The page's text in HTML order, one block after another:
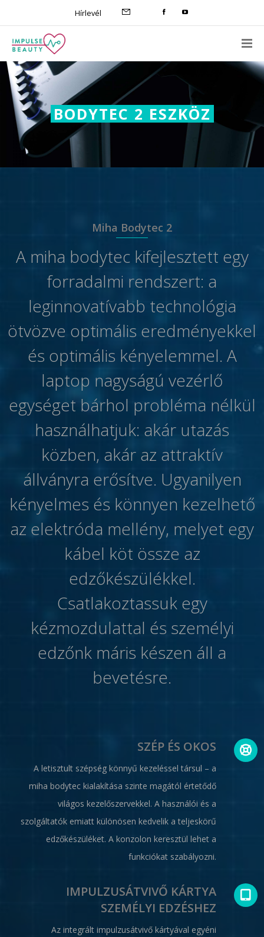
Hírlevél
BODYTEC 2 ESZKÖZ
Miha Bodytec 2
A miha bodytec kifejlesztett egy
forradalmi rendszert: a
leginnovatívabb technológia
ötvözve optimális eredményekkel
és optimális kényelemmel. A
laptop nagyságú vezérlő
egységet bárhol probléma nélkül
használhatjuk: akár utazás
közben, akár az attraktív
állványra erősítve. Ugyanilyen
kényelmes és könnyen kezelhető
az elektróda mellény, melyet egy
kábel köt össze az
edzőkészülékkel.
Csatlakoztassuk egy
kézmozdulattal és személyi
edzőnk máris készen áll a
bevetésre.
SZÉP ÉS OKOS
A letisztult szépség könnyű kezeléssel társul – a
miha bodytec kialakítása szinte magától értetődő
világos kezelőszervekkel. A használói és a
szolgáltatók emiatt különösen kedvelik a teljeskörű
edzőkészüléket. A konzolon keresztül lehet a
funkciókat szabályozni.
IMPULZUSÁTVIVŐ KÁRTYA
SZEMÉLYI EDZÉSHEZ
Az integrált impulzusátvivő kártyával egyéni